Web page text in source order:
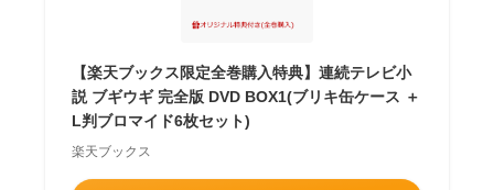
【楽天ブックス限定全巻購入特典】連続テレビ小
説 ブギウギ 完全版 DVD BOX1(ブリキ缶ケース ＋
L判ブロマイド6枚セット)
楽天ブックス